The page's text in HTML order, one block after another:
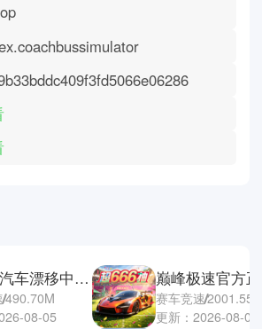
俄罗斯汽车漂移中文版
490.70M
08-05
巅峰极速官方
赛车竞速
更新：2026-08-04